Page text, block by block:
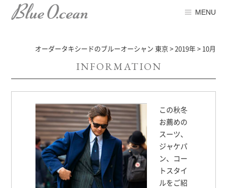
MENU
オーダータキシードのブルーオーシャン 東京 >2019年> 10月
INFORMATION
この秋冬
お薦めの
スーツ、
ジャケパ
ン、コー
トスタイ
ルをご紹